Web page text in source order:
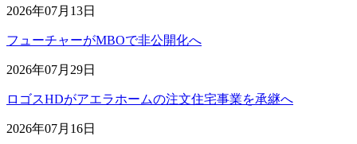
2026年07月13日
フューチャーがMBOで非公開化へ
2026年07月29日
ロゴスHDがアエラホームの注文住宅事業を承継へ
2026年07月16日